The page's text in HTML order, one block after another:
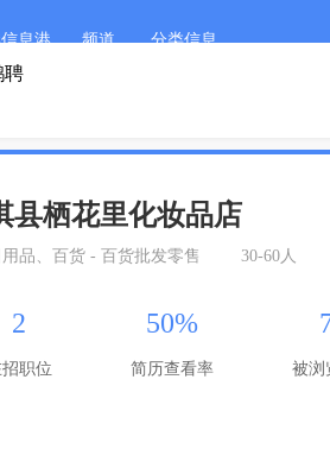
息港 频道 分类信息
县栖花里化妆品店
用品、百货 - 百货批发零售 30-60人
2
职位
50%
简历查看率 被浏